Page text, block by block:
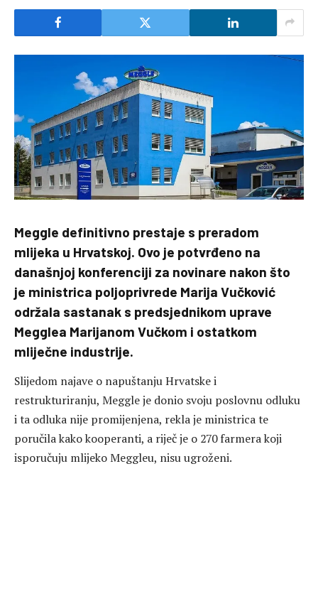
Meggle definitivno prestaje s preradom
mlijeka u Hrvatskoj. Ovo je potvrđeno na
današnjoj konferenciji za novinare nakon što
je ministrica poljoprivrede Marija Vučković
održala sastanak s predsjednikom uprave
Megglea Marijanom Vučkom i ostatkom
mliječne industrije.
Slijedom najave o napuštanju Hrvatske i
restrukturiranju, Meggle je donio svoju poslovnu odluku
i ta odluka nije promijenjena, rekla je ministrica te
poručila kako kooperanti, a riječ je o 270 farmera koji
isporučuju mlijeko Meggleu, nisu ugroženi.